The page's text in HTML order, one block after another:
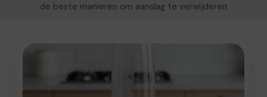
de beste manieren om aanslag te verwijderen